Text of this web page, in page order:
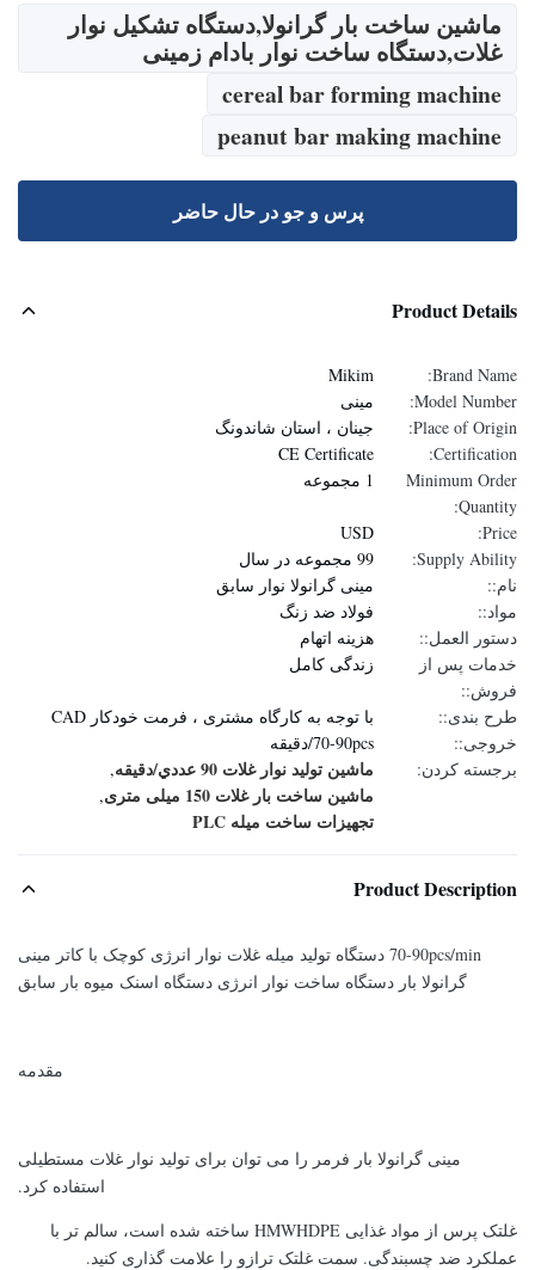
ماشین ساخت بار گرانولا,دستگاه تشکیل نوار
غلات,دستگاه ساخت نوار بادام زمینی
cereal bar forming machine
peanut bar making machine
پرس و جو در حال حاضر
Product Details
Brand Name:
Mikim
Model Number:
مینی
Place of Origin:
جینان ، استان شاندونگ
Certification:
CE Certificate
Minimum Order
Quantity:
1 مجموعه
Price:
USD
Supply Ability:
99 مجموعه در سال
نام::
مینی گرانولا نوار سابق
مواد::
فولاد ضد زنگ
دستور العمل::
هزینه اتهام
خدمات پس از
فروش::
زندگی کامل
طرح بندی::
با توجه به کارگاه مشتری ، فرمت خودکار CAD
خروجی::
70-90pcs/دقیقه
برجسته کردن:
ماشين توليد نوار غلات 90 عددي/دقيقه ,
ماشین ساخت بار غلات 150 میلی متری ,
تجهیزات ساخت میله PLC
Product Description
70-90pcs/min دستگاه تولید میله غلات نوار انرژی کوچک با کاتر مینی
گرانولا بار دستگاه ساخت نوار انرژی دستگاه اسنک میوه بار سابق
مقدمه
مینی گرانولا بار فرمر را می توان برای تولید نوار غلات مستطیلی
استفاده کرد.
غلتک پرس از مواد غذایی HMWHDPE ساخته شده است، سالم تر با
عملکرد ضد چسبندگی. سمت غلتک ترازو را علامت گذاری کنید.